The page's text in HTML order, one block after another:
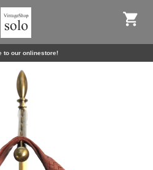
to our onlinestore!